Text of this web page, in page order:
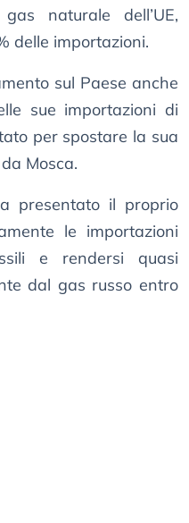
naturale dell’UE,
delle importazioni.
sul Paese anche
sue importazioni di
per spostare la sua
Mosca.
presentato il proprio
le importazioni
e rendersi quasi
dal gas russo entro